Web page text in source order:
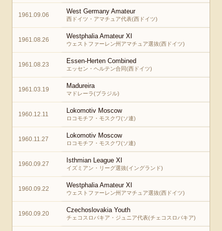
1961.09.06 West Germany Amateur
西ドイツ・アマチュア代表(西ドイツ)
1961.08.26 Westphalia Amateur XI
ウェストファーレン州アマチュア選抜(西ドイツ)
1961.08.23 Essen-Herten Combined
エッセン・ヘルテン合同(西ドイツ)
1961.03.19 Madureira
マドレーラ(ブラジル)
1960.12.11 Lokomotiv Moscow
ロコモチフ・モスクワ(ソ連)
1960.11.27 Lokomotiv Moscow
ロコモチフ・モスクワ(ソ連)
1960.09.27 Isthmian League XI
イズミアン・リーグ選抜(イングランド)
1960.09.22 Westphalia Amateur XI
ウェストファーレン州アマチュア選抜(西ドイツ)
1960.09.20 Czechoslovakia Youth
チェコスロバキア・ジュニア代表(チェコスロバキア)